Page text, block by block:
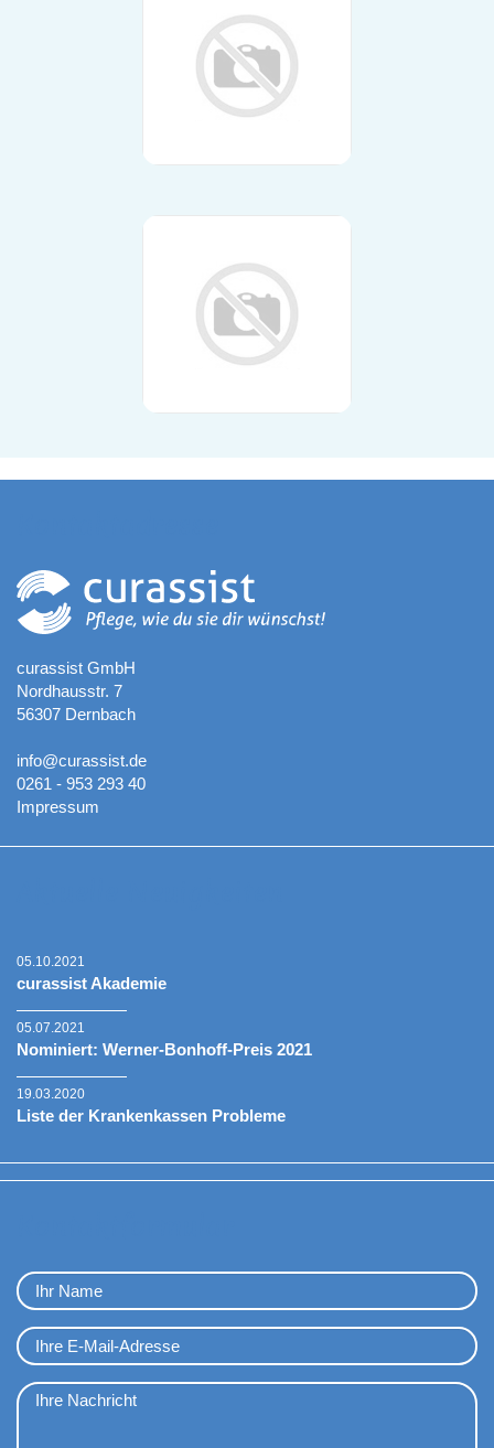
curassist GmbH
Nordhausstr. 7
56307 Dernbach
info@curassist.de
0261 - 953 293 40
Impressum
05.10.2021
curassist Akademie
05.07.2021
Nominiert: Werner-Bonhoff-Preis 2021
19.03.2020
Liste der Krankenkassen Probleme